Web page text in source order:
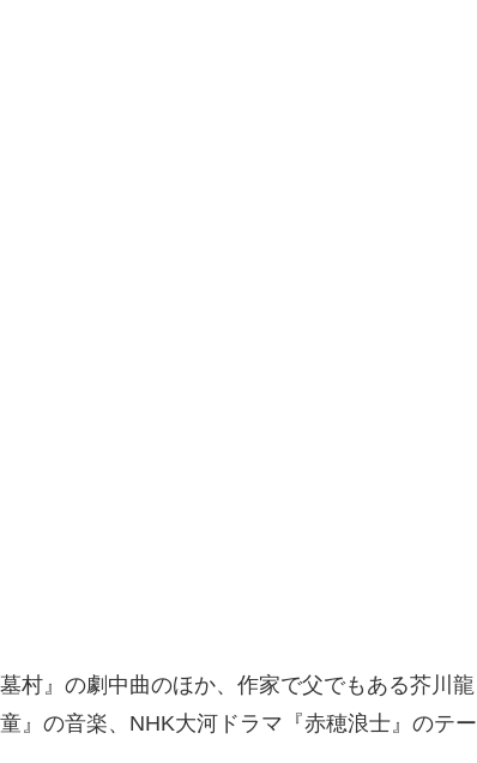
村』の劇中曲のほか、作家で父でもある芥川龍
』の音楽、NHK大河ドラマ『赤穂浪士』のテー